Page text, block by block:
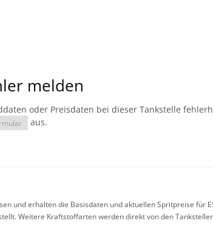
melden
oder Preisdaten bei dieser Tankstelle
aus.
und erhalten die Basisdaten und aktuellen Spritpreise für
Weitere Kraftstoffarten werden direkt von den